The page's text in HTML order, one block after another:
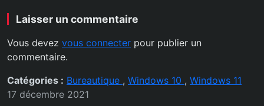
Laisser un commentaire
Vous devez vous connecter pour publier un
commentaire.
Catégories : Bureautique , Windows 10 , Windows 11
17 décembre 2021